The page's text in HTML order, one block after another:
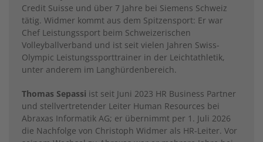
Credit Suisse und über 7 Jahre bei Siemens Schweiz
tätig. Widmer kommt aus dem Spitzensport: Er war
Chef Leistungssport beim Schweizerischen
Volleyballverband und ist seit vielen Jahren Swiss-
Olympic Leistungssporttrainer in der Leichtathletik,
unter anderem im Langhürdenbereich.
Thomas Sepassi ist seit Juni 2023 HR Business Partner
und stellvertretender Leiter Human Resources bei
Abraxas Informatik AG; er übernimmt per 1. Juli 2026
die Nachfolge von Christoph Widmer als HR-Leiter. Vor